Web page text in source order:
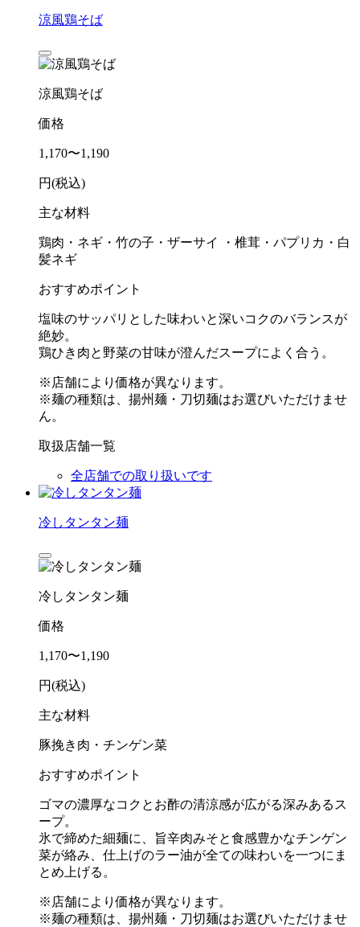
涼風鶏そば
涼風鶏そば
価格
1,170〜1,190
円(税込)
主な材料
鶏肉・ネギ・竹の子・ザーサイ ・椎茸・パプリカ・白
髪ネギ
おすすめポイント
塩味のサッパリとした味わいと深いコクのバランスが
絶妙。
鶏ひき肉と野菜の甘味が澄んだスープによく合う。
※店舗により価格が異なります。
※麺の種類は、揚州麺・刀切麺はお選びいただけませ
ん。
取扱店舗一覧
全店舗での取り扱いです
冷しタンタン麺
冷しタンタン麺
価格
1,170〜1,190
円(税込)
主な材料
豚挽き肉・チンゲン菜
おすすめポイント
ゴマの濃厚なコクとお酢の清涼感が広がる深みあるス
ープ。
氷で締めた細麺に、旨辛肉みそと食感豊かなチンゲン
菜が絡み、仕上げのラー油が全ての味わいを一つにま
とめ上げる。
※店舗により価格が異なります。
※麺の種類は、揚州麺・刀切麺はお選びいただけませ